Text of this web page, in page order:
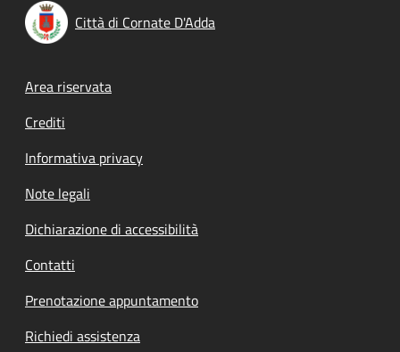
Città di Cornate D'Adda
Footer menu
Area riservata
Crediti
Informativa privacy
Note legali
Dichiarazione di accessibilità
Contatti
Prenotazione appuntamento
Richiedi assistenza